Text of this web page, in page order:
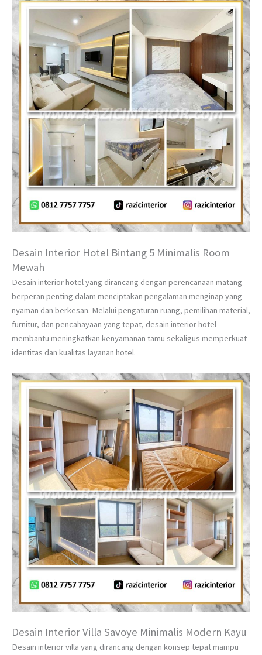
Desain Interior Hotel Bintang 5 Minimalis Room
Mewah
Desain interior hotel yang dirancang dengan perencanaan matang
berperan penting dalam menciptakan pengalaman menginap yang
nyaman dan berkesan. Melalui pengaturan ruang, pemilihan material,
furnitur, dan pencahayaan yang tepat, desain interior hotel
membantu meningkatkan kenyamanan tamu sekaligus memperkuat
identitas dan kualitas layanan hotel.
Desain Interior Villa Savoye Minimalis Modern Kayu
Desain interior villa yang dirancang dengan konsep tepat mampu